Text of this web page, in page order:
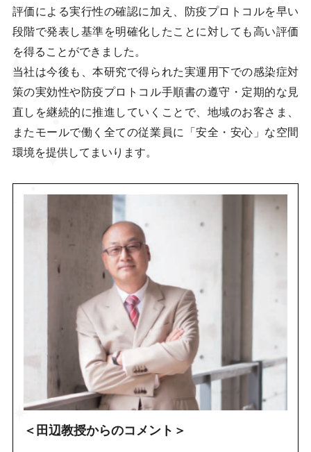
評価による実行性の確認に加え、防疫プロトコルを早い
段階で発表し基準を明確化したことに対しても高い評価
を得ることができました。
当社は今後も、本研究で得られた実運用下での感染症対
策の実効性や防疫プロトコル手順書の遵守・定期的な見
直しを継続的に推進していくことで、地域のお客さま、
またモールで働く全ての従業員に「安全・安心」な空間
環境を提供してまいります。
＜田辺教授からのコメント＞